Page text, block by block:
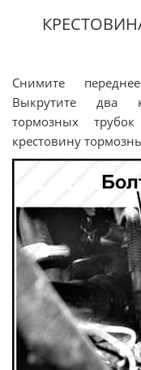
Снимите
Выкрутите два
тормозных
крестовину